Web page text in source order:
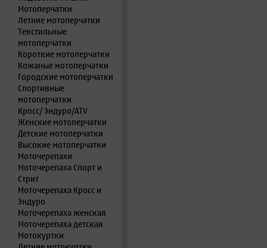
Мотоперчатки
Летние мотоперчатки
Текстильные
мотоперчатки
Короткие мотоперчатки
Кожаные мотоперчатки
Городские мотоперчатки
Спортивные
мотоперчатки
Кросс/ Эндуро/ATV
Женские мотоперчатки
Детские мотоперчатки
Высокие мотоперчатки
Моточерепахи
Моточерепаха Спорт и
Стрит
Моточерепаха Кросс и
Эндуро
Моточерепаха женская
Моточерепаха детская
Мотокуртки